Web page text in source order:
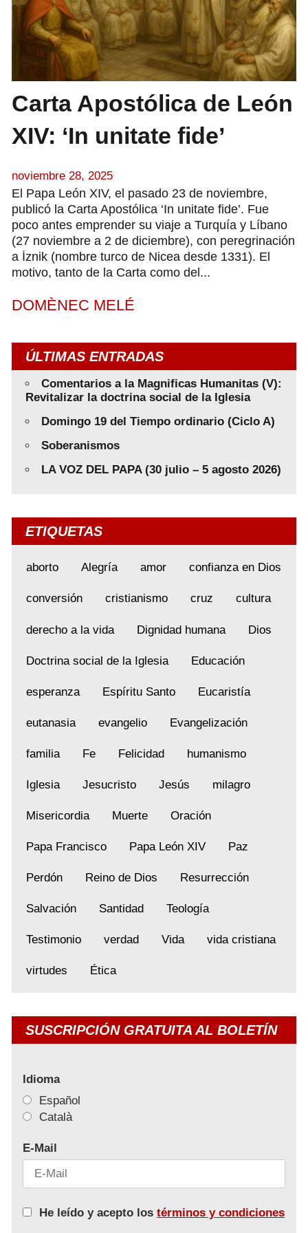
Carta Apostólica de León
XIV: ‘In unitate fide’
noviembre 28, 2025
El Papa León XIV, el pasado 23 de noviembre,
publicó la Carta Apostólica ‘In unitate fide’. Fue
poco antes emprender su viaje a Turquía y Líbano
(27 noviembre a 2 de diciembre), con peregrinación
a İznik (nombre turco de Nicea desde 1331). El
motivo, tanto de la Carta como del...
DOMÈNEC MELÉ
ÚLTIMAS ENTRADAS
Comentarios a la Magnificas Humanitas (V):
Revitalizar la doctrina social de la Iglesia
Domingo 19 del Tiempo ordinario (Ciclo A)
Soberanismos
LA VOZ DEL PAPA (30 julio – 5 agosto 2026)
ETIQUETAS
aborto Alegría amor confianza en Dios
conversión cristianismo cruz cultura
derecho a la vida Dignidad humana Dios
Doctrina social de la Iglesia Educación
esperanza Espíritu Santo Eucaristía
eutanasia evangelio Evangelización
familia Fe Felicidad humanismo
Iglesia Jesucristo Jesús milagro
Misericordia Muerte Oración
Papa Francisco Papa León XIV Paz
Perdón Reino de Dios Resurrección
Salvación Santidad Teología
Testimonio verdad Vida vida cristiana
virtudes Ética
SUSCRIPCIÓN GRATUITA AL BOLETÍN
Idioma
Español
Català
E-Mail
He leído y acepto los términos y condiciones